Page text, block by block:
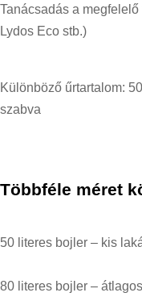
Tanácsadás a
Lydos Eco stb.)
Különböző űrtartalom:
szabva
Többféle méret
50 literes bojler – kis
80 literes bojler –